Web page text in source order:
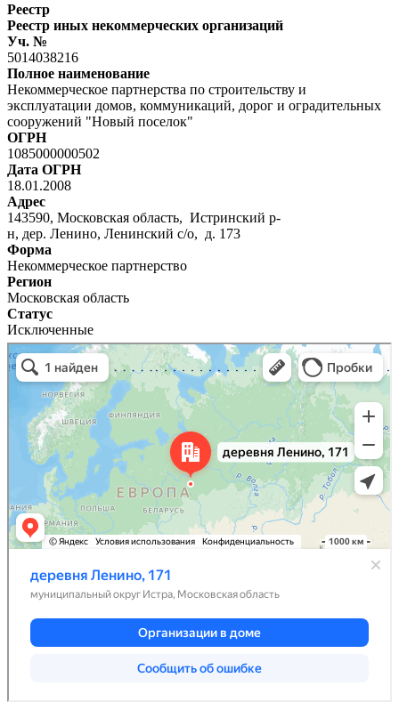
Реестр
Реестр иных некоммерческих организаций
Уч. №
5014038216
Полное наименование
Некоммерческое партнерства по строительству и
эксплуатации домов, коммуникаций, дорог и оградительных
сооружений "Новый поселок"
ОГРН
1085000000502
Дата ОГРН
18.01.2008
Адрес
143590, Московская область, Истринский р-
н, дер. Ленино, Ленинский с/о, д. 173
Форма
Некоммерческое партнерство
Регион
Московская область
Статус
Исключенные